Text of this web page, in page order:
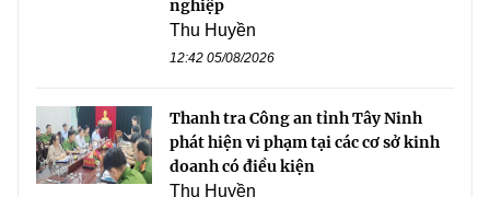
nghiệp
Thu Huyền
12:42 05/08/2026
Thanh tra Công an tỉnh Tây Ninh
phát hiện vi phạm tại các cơ sở kinh
doanh có điều kiện
Thu Huyền